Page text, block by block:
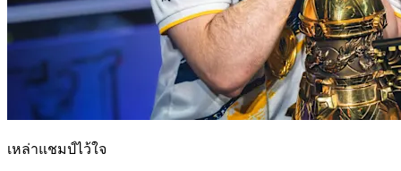
เหล่าแชมป์ไว้ใจ